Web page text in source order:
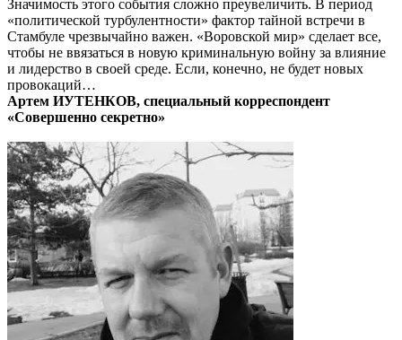
Значимость этого события сложно преувеличить. В период
«политической турбулентности» фактор тайной встречи в
Стамбуле чрезвычайно важен. «Воровской мир» сделает все,
чтобы не ввязаться в новую криминальную войну за влияние
и лидерство в своей среде. Если, конечно, не будет новых
провокаций…
Артем ИУТЕНКОВ, специальный корреспондент
«Совершенно секретно»